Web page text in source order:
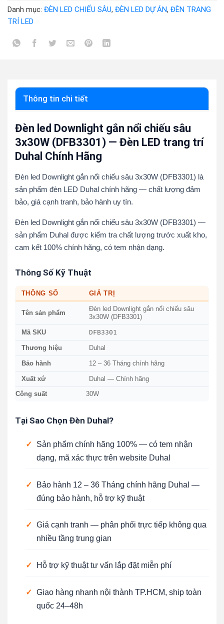
Danh mục: ĐÈN LED CHIẾU SÂU, ĐÈN LED DỰ ÁN, ĐÈN TRANG
TRÍ LED
Thông tin chi tiết
Đèn led Downlight gắn nổi chiếu sâu
3x30W (DFB3301) — Đèn LED trang trí
Duhal Chính Hãng
Đèn led Downlight gắn nổi chiếu sâu 3x30W (DFB3301) là
sản phẩm đèn LED Duhal chính hãng — chất lượng đảm
bảo, giá cạnh tranh, bảo hành uy tín.
Đèn led Downlight gắn nổi chiếu sâu 3x30W (DFB3301) —
sản phẩm Duhal được kiểm tra chất lượng trước xuất kho,
cam kết 100% chính hãng, có tem nhận dạng.
Thông Số Kỹ Thuật
THÔNG SỐ GIÁ TRỊ
Tên sản phẩm
Đèn led Downlight gắn nổi chiếu sâu
3x30W (DFB3301)
Mã SKU DFB3301
Thương hiệu Duhal
Bảo hành 12 – 36 Tháng chính hãng
Xuất xứ Duhal — Chính hãng
Công suất 30W
Tại Sao Chọn Đèn Duhal?
✓
Sản phẩm chính hãng 100% — có tem nhận
dạng, mã xác thực trên website Duhal
✓
Bảo hành 12 – 36 Tháng chính hãng Duhal —
đúng bảo hành, hỗ trợ kỹ thuật
✓ Giá cạnh tranh — phân phối trực tiếp không qua
nhiều tầng trung gian
✓ Hỗ trợ kỹ thuật tư vấn lắp đặt miễn phí
✓ Giao hàng nhanh nội thành TP.HCM, ship toàn
quốc 24–48h